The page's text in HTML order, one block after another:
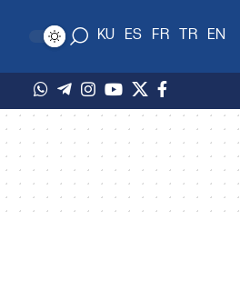
EN
TR
FR
ES
KU